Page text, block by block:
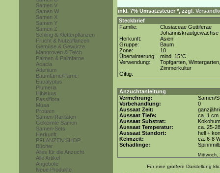
Samen V
Samen W
Samen X
Samen Y
Samen Z
Schling & Kletterpflanzen
Frucht & Nutzpflanzen
Gemüse & Gewürze
Mangroven & Teich
Palmen & Palmfarne
Acacia
Adenium
Baumfarne/Farne
Eucalyptus
Plumeria
Hibiskus
Passiflora
Musa
Proteen
Samen-Raritäten
Gekeimte Samen
Samen-Sets
Herkunft
PFLANZEN SHOP
Bücher
Alles für die Anzucht
Alle Artikel
Angebote
Neue Produkte
inkl. 7% Umsatzsteuer *, zzgl.
Steckbrief
Familie:
Clusiaceae Guttiferae
Johanniskrautgewächse
Herkunft:
Asien
Gruppe:
Baum
Zone:
10
Überwinterung:
mind. 15°C
Verwendung:
Topfgarten, Wintergarten,
Zimmerkultur
Giftig:
Anzuchtanleitung
Vermehrung:
Samen/
Vorbehandlung:
0
Aussaat Zeit:
Aussaat Tiefe:
ca. 1 cm
Aussaat Substrat:
Aussaat Temperatur:
ca. 25-
Aussaat Standort:
hell +
Keimzeit:
ca. 6-8
Schädlinge:
Mittwoch,
Für eine größere Darstellung